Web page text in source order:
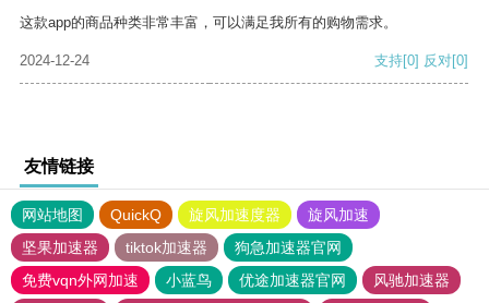
这款app的商品种类非常丰富，可以满足我所有的购物需求。
2024-12-24 支持[0] 反对[0]
友情链接
网站地图 QuickQ 旋风加速度器
旋风加速
坚果加速器
tiktok加速器
狗急加速器官网
免费vqn外网加速
小蓝鸟 优途加速器官网
风驰加速器